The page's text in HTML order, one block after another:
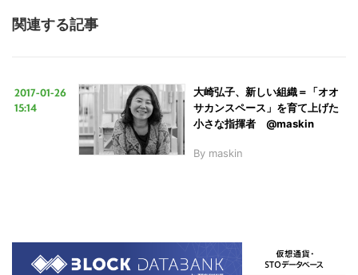
関連する記事
2017-01-26
15:14
大崎弘子、新しい組織＝「オオ
サカンスペース」を育て上げた
小さな指揮者 @maskin
By maskin